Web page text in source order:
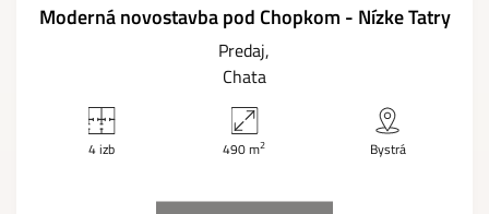
Moderná novostavba pod Chopkom - Nízke Tatry
Predaj
Chata
4 izb 490 m2 Bystrá